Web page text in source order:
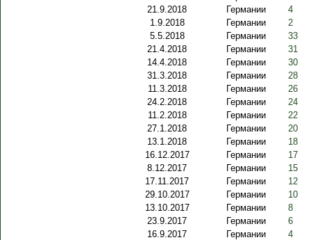
21.9.2018
Германии
4
1.9.2018
Германии
2
5.5.2018
Германии
33
21.4.2018
Германии
31
14.4.2018
Германии
30
31.3.2018
Германии
28
11.3.2018
Германии
26
24.2.2018
Германии
24
11.2.2018
Германии
22
27.1.2018
Германии
20
13.1.2018
Германии
18
16.12.2017
Германии
17
8.12.2017
Германии
15
17.11.2017
Германии
12
29.10.2017
Германии
10
13.10.2017
Германии
8
23.9.2017
Германии
6
16.9.2017
Германии
4